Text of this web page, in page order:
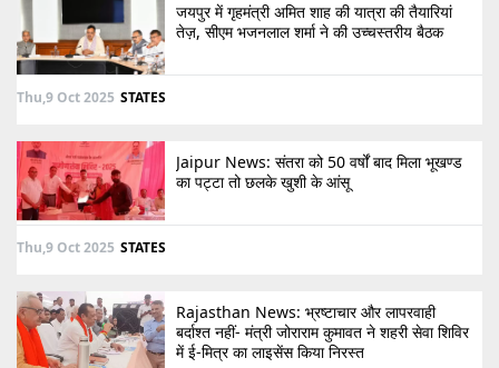
जयपुर में गृहमंत्री अमित शाह की यात्रा की तैयारियां
तेज़, सीएम भजनलाल शर्मा ने की उच्चस्तरीय बैठक
Thu,9 Oct 2025 STATES
Jaipur News: संतरा को 50 वर्षों बाद मिला भूखण्ड
का पट्टा तो छलके खुशी के आंसू
Thu,9 Oct 2025 STATES
Rajasthan News: भ्रष्टाचार और लापरवाही
बर्दाश्त नहीं- मंत्री जोराराम कुमावत ने शहरी सेवा शिविर
में ई-मित्र का लाइसेंस किया निरस्त